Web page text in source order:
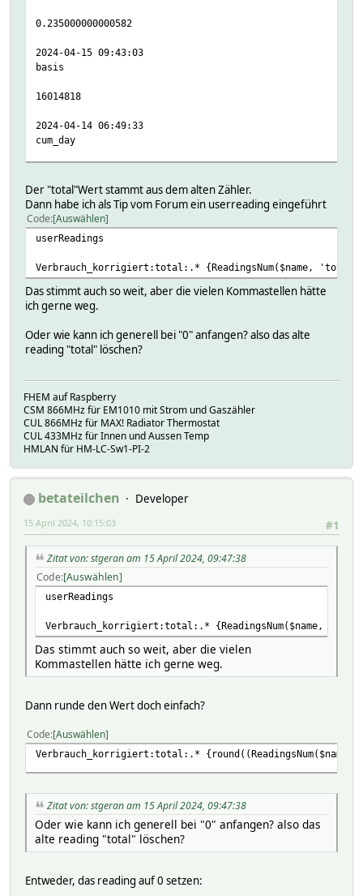
0.235000000000582
2024-04-15 09:43:03
basis
16014818
2024-04-14 06:49:33
cum_day
2024-04-15 00:01:47
cum_month
CUM_MONTH: 254.765 CUM: 28397.170 COST: 0.00
2024-04-01 00:02:58
current
0.02
2024-04-15 09:43:03
current_cnt
2024-04-15 09:43:03
peak
peak_cnt
508
2024-04-15 09:43:03
seqno
2024-04-15 09:43:03
state
CNT: 105 CUM: 28453.630 5MIN: 0.020 TOP: 0.030
2024-04-15 09:43:03
28453.63
total_cnt
508
2024-04-15 09:43:03
Der "total"Wert stammt aus dem alten Zähler.
Dann habe ich als Tip vom Forum ein userreading eingeführt
Code Auswählen
userReadings
Verbrauch_korrigiert:total:.* {ReadingsNum($name,
Das stimmt auch so weit, aber die vielen Kommastellen hätte
ich gerne weg.
Oder wie kann ich generell bei "0" anfangen? also das alte
reading "total" löschen?
FHEM auf Raspberry
CSM 866MHz für EM1010 mit Strom und Gaszähler
CUL 866MHz für MAX! Radiator Thermostat
CUL 433MHz für Innen und Aussen Temp
HMLAN für HM-LC-Sw1-PI-2
betateilchen
Developer
#1
15 April 2024, 10:15:03
Zitat von: stgeran am 15 April 2024, 09:47:38
Code Auswählen
userReadings
Verbrauch_korrigiert:total:.* {ReadingsNum($name,
Das stimmt auch so weit, aber die vielen
Kommastellen hätte ich gerne weg.
Dann runde den Wert doch einfach?
Code Auswählen
Verbrauch_korrigiert:total:.*
Zitat von: stgeran am 15 April 2024, 09:47:38
Oder wie kann ich generell bei "0" anfangen? also das
alte reading "total" löschen?
Entweder, das reading auf 0 setzen: